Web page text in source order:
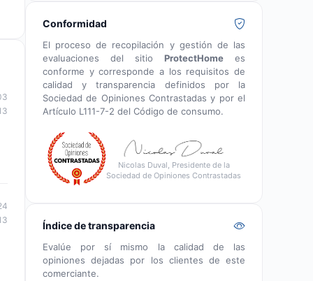
Conformidad
El proceso de recopilación y gestión de las
evaluaciones del sitio ProtectHome es
conforme y corresponde a los requisitos de
calidad y transparencia definidos por la
Sociedad de Opiniones Contrastadas y por el
Artículo L111-7-2 del Código de consumo.
Nicolas Duval, Presidente de la
Sociedad de Opiniones Contrastadas
Índice de transparencia
Evalúe por sí mismo la calidad de las
opiniones dejadas por los clientes de este
comerciante.